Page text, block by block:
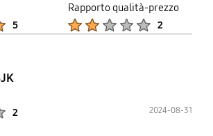
5
Rapporto qualità-prezzo
2
2 2024-08-31